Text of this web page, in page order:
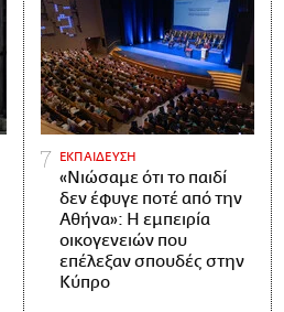
ΕΚΠΑΙΔΕΥΣΗ
«Νιώσαμε ότι το παιδί
δεν έφυγε ποτέ από την
Αθήνα»: Η εμπειρία
οικογενειών που
επέλεξαν σπουδές στην
Κύπρο